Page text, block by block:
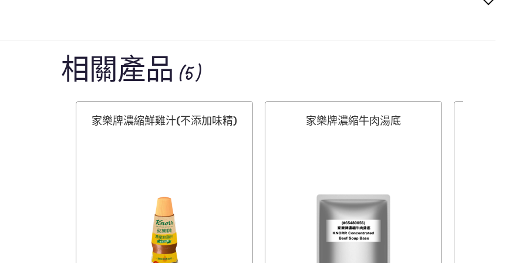
相關產品 (5)
家樂牌濃縮鮮雞汁(不添加味精) 家樂牌濃縮牛肉湯底